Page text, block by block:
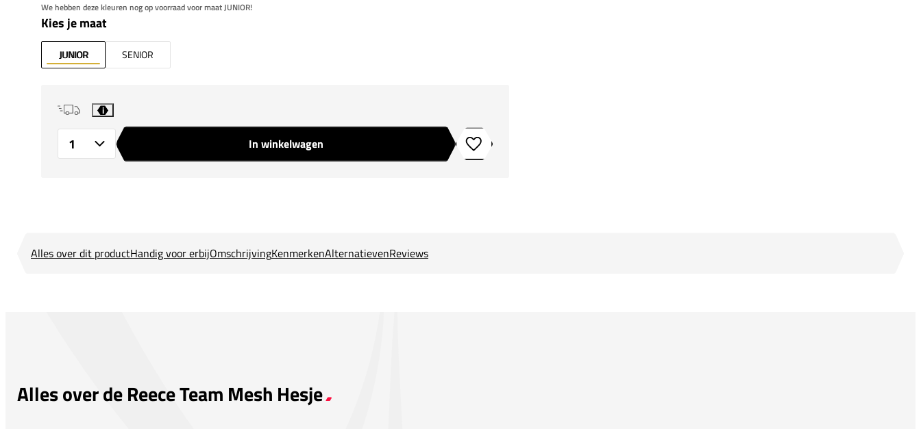
We hebben deze kleuren nog op voorraad voor maat JUNIOR!
Kies je maat
JUNIOR SENIOR
i
In winkelwagen Toevoegen aan verlanglijstje
Alles over dit productHandig voor erbijOmschrijvingKenmerkenAlternatievenReviews
Alles over de Reece Team Mesh Hesje